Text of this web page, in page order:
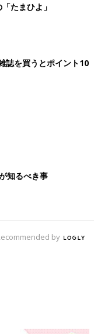
たまひよ」
誌を買うとポイント10
知るべき事
by